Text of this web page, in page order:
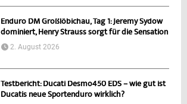
Enduro DM Großlöbichau, Tag 1: Jeremy Sydow
dominiert, Henry Strauss sorgt für die Sensation
2. August 2026
Testbericht: Ducati Desmo450 EDS – wie gut ist
Ducatis neue Sportenduro wirklich?